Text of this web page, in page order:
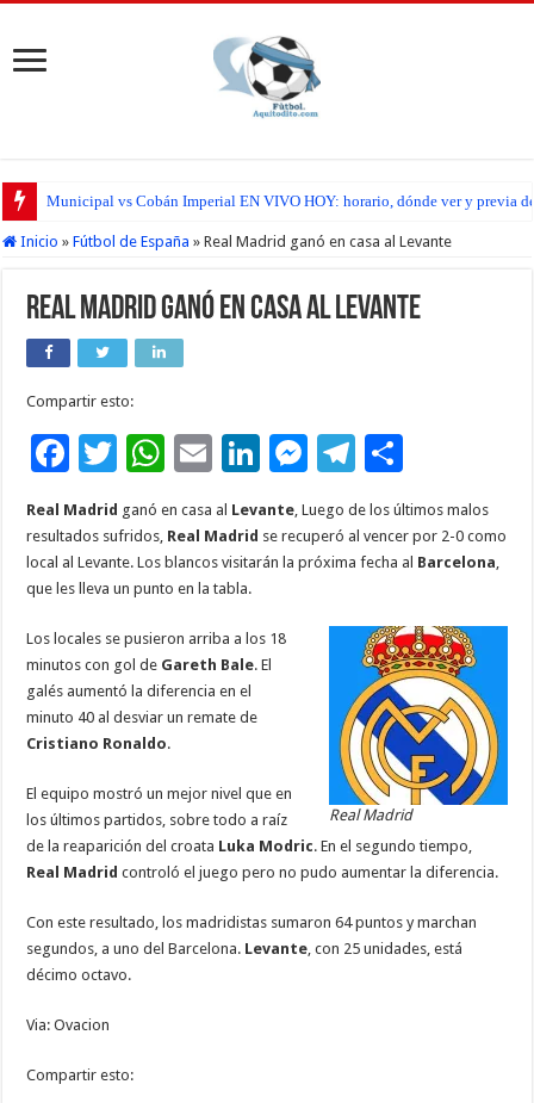
Municipal vs Cobán Imperial EN VIVO HOY: horario, dónde ver y previa
Inicio » Fútbol de España » Real Madrid ganó en casa al Levante
Real Madrid ganó en casa al Levante
Compartir esto:
F
ac
e
b
o
o
k
T
wi
tt
er
W
at
sA
p
p
E
m
ai
l
Li
k
e
n
M
se
n
T
el
e
gr
m
o
m
p
ti
r
Real Madrid ganó en casa al Levante, Luego de los últimos malos
resultados sufridos, Real Madrid se recuperó al vencer por 2-0 como
local al Levante. Los blancos visitarán la próxima fecha al Barcelona,
que les lleva un punto en la tabla.
Real Madrid
Los locales se pusieron arriba a los 18
minutos con gol de Gareth Bale. El
galés aumentó la diferencia en el
minuto 40 al desviar un remate de
Cristiano Ronaldo.
El equipo mostró un mejor nivel que en
los últimos partidos, sobre todo a raíz
de la reaparición del croata Luka Modric. En el segundo tiempo,
Real Madrid controló el juego pero no pudo aumentar la diferencia.
Con este resultado, los madridistas sumaron 64 puntos y marchan
segundos, a uno del Barcelona. Levante, con 25 unidades, está
décimo octavo.
Via: Ovacion
Compartir esto: